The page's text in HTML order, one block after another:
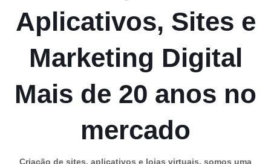
Aplicativos, Sites e
Marketing Digital
Mais de 20 anos no
mercado
Criação de sites, aplicativos e lojas virtuais, somos uma